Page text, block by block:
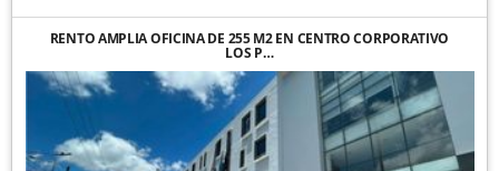
RENTO AMPLIA OFICINA DE 255 M2 EN CENTRO CORPORATIVO
LOS P…